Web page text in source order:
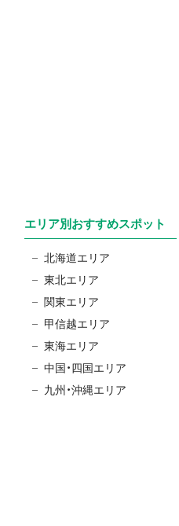
エリア別おすすめスポット
北海道エリア
東北エリア
関東エリア
甲信越エリア
東海エリア
中国・四国エリア
九州・沖縄エリア